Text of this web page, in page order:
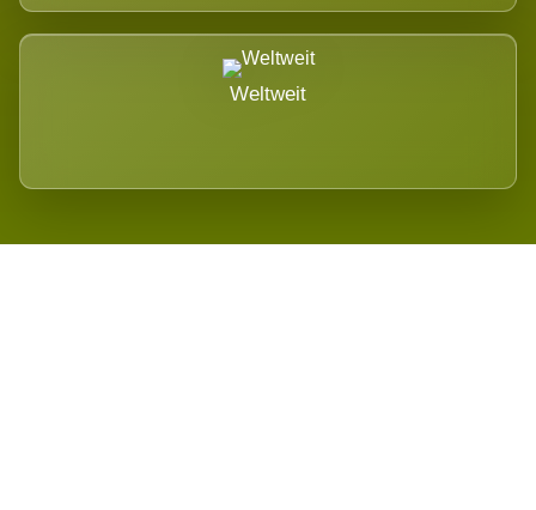
Weltweit